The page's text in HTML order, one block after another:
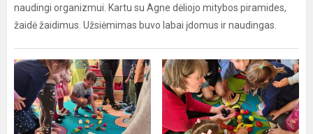
naudingi organizmui. Kartu su Agne dėliojo mitybos piramides,
žaidė žaidimus. Užsiėmimas buvo labai įdomus ir naudingas.